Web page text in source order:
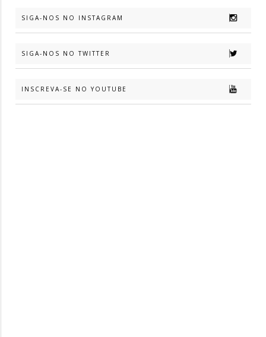
SIGA-NOS NO INSTAGRAM
SIGA-NOS NO TWITTER
INSCREVA-SE NO YOUTUBE